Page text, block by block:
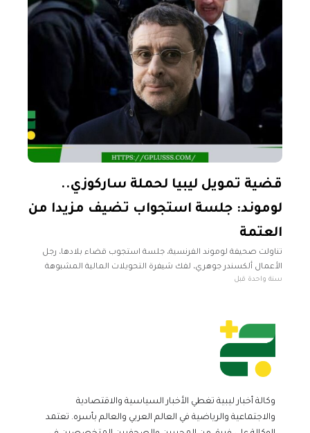
قضية تمويل ليبيا لحملة ساركوزي..
لوموند: جلسة استجواب تضيف مزيدا من
العتمة
تناولت صحيفة لوموند الفرنسية، جلسة استجوب قضاء بلادها، رجل
الأعمال ألكسندر جوهري، لفك شيفرة التحويلات المالية المشبوهة
والمعقدة في قضية التمويل الليبي لحملة الرئيس الفرنسي الأسبق
سنة واحدة قبل
وكالة أخبار ليبية تغطي الأخبار السياسية والاقتصادية
والاجتماعية والرياضية في العالم العربي والعالم بأسره. تعتمد